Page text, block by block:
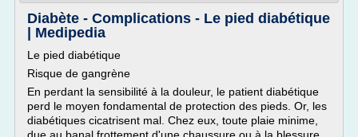
Diabète - Complications - Le pied diabétique
| Medipedia
Le pied diabétique
Risque de gangrène
En perdant la sensibilité à la douleur, le patient diabétique
perd le moyen fondamental de protection des pieds. Or, les
diabétiques cicatrisent mal. Chez eux, toute plaie minime,